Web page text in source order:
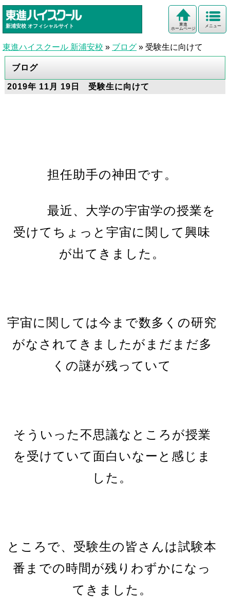
新浦安校 オフィシャルサイト メニュー
東進
ホームページ
東進ハイスクール 新浦安校 » ブログ » 受験生に向けて
ブログ
2019年 11月 19日 受験生に向けて
担任助手の神田です。
最近、大学の宇宙学の授業を
受けてちょっと宇宙に関して興味
が出てきました。
宇宙に関しては今まで数多くの研究
がなされてきましたがまだまだ多
くの謎が残っていて
そういった不思議なところが授業
を受けていて面白いなーと感じま
した。
ところで、受験生の皆さんは試験本
番までの時間が残りわずかになっ
てきました。